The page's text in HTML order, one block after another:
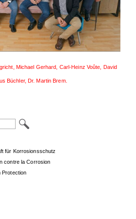
Michael Gerhard, Carl-Heinz Voûte, David
Büchler, Dr. Martin Brem.
für Korrosionsschutz
contre la Corrosion
Protection